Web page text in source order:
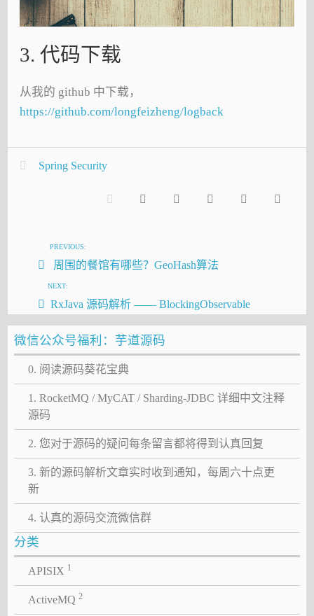
3. 代码下载
从我的 github 中下载，
https://github.com/longfeizheng/logback
Spring Security
PREVIOUS:
周围的餐馆有哪些？GeoHash算法
NEXT:
RxJava 源码解析 —— BlockingObservable
微信公众号福利：芋道源码
0. 阅读源码葵花宝典
1. RocketMQ / MyCAT / Sharding-JDBC 详细中文注释
源码
2. 您对于源码的疑问每条留言都将得到认真回复
3. 新的源码解析文章实时收到通知，每周六十点更
新
4. 认真的源码交流微信群
分类
APISIX 1
ActiveMQ 2